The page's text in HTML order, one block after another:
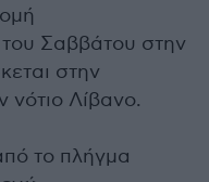
Σαββάτου στην
στην
νότιο Λίβανο.
το πλήγμα